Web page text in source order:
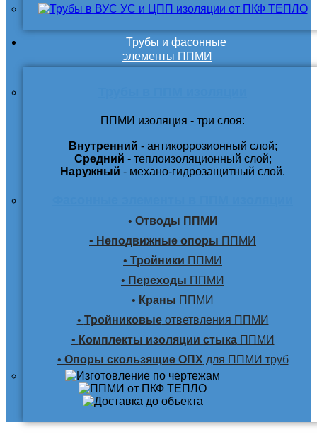
Трубы и фасонные
элементы ППМИ
ППМИ изоляция - три слоя:
Внутренний - антикоррозионный слой;
Средний - теплоизоляционный слой;
Наружный - механо-гидрозащитный слой.
• Отводы ППМИ
• Неподвижные опоры ППМИ
• Тройники ППМИ
• Переходы ППМИ
• Краны ППМИ
• Тройниковыеответвления ППМИ
• Комплекты изоляции стыкаППМИ
• Опоры скользящие ОПХ для ППМИ труб